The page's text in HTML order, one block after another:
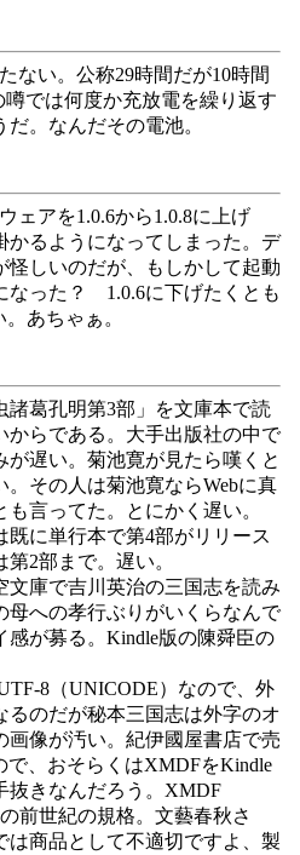
ない。公称29時間だが10時間
では何度か充放電を繰り返す
。なんだその電池。
ェアを1.0.6から1.0.8に上げ
かるようになってしまった。デ
怪しいのだが、もしかして起動
なった？ 1.0.6に下げたくとも
あちゃぁ。
葛孔明第3部」を文庫本で読
からである。大手出版社の中で
が遅い。菊池寛が見たら嘆くと
その人は菊池寛ならWebに真
言ってた。とにかく遅い。
既に単行本で第4部がリリース
2部まで。遅い。
庫で吉川英治の三国志を読み
母への孝行ぶりがいくらなんで
感が募る。Kindle版の陳舜臣の
8（UNICODE）なので、外
るのだが秘本三国志は外字のオ
画像が汚い。紀伊國屋書店で売
で、おそらくはXMDFをKindle
抜きなんだろう。XMDF
前世紀の規格。文藝春秋さ
は商品として不適切ですよ、製